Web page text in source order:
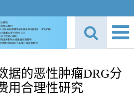
据的恶性肿瘤DRG分
用合理性研究